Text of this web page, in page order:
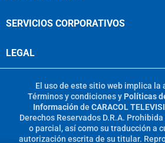
SERVICIOS CORPORATIVOS
LEGAL
El uso de este sitio web implica la
Términos y condicionesy Políticas
Información de CARACOL
Derechos Reservados D.R.A.
o parcial, así como su traducción a
autorización escrita de su titular.